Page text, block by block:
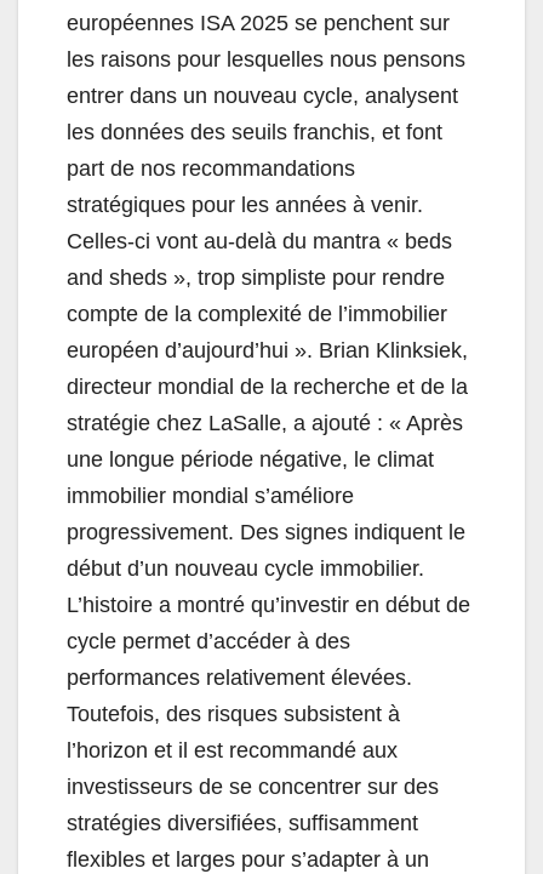
européennes ISA 2025 se penchent sur
les raisons pour lesquelles nous pensons
entrer dans un nouveau cycle, analysent
les données des seuils franchis, et font
part de nos recommandations
stratégiques pour les années à venir.
Celles-ci vont au-delà du mantra « beds
and sheds », trop simpliste pour rendre
compte de la complexité de l’immobilier
européen d’aujourd’hui ». Brian Klinksiek,
directeur mondial de la recherche et de la
stratégie chez LaSalle, a ajouté : « Après
une longue période négative, le climat
immobilier mondial s’améliore
progressivement. Des signes indiquent le
début d’un nouveau cycle immobilier.
L’histoire a montré qu’investir en début de
cycle permet d’accéder à des
performances relativement élevées.
Toutefois, des risques subsistent à
l’horizon et il est recommandé aux
investisseurs de se concentrer sur des
stratégies diversifiées, suffisamment
flexibles et larges pour s’adapter à un